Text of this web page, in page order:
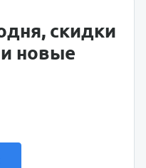
скидки
новые